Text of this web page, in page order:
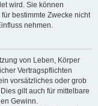
wird. Sie können
bestimmte Zwecke nicht
nehmen.
von Leben, Körper
Vertragspflichten
vorsätzliches oder grob
gilt auch für mittelbare
Gewinn.